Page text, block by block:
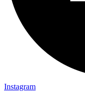
Instagram